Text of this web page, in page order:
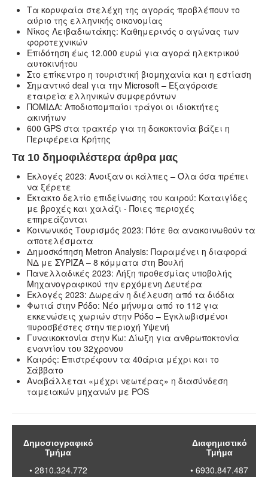
Τα κορυφαία στελέχη της αγοράς προβλέπουν το
αύριο της ελληνικής οικονομίας
Νίκος Λειβαδιωτάκης: Καθημερινός ο αγώνας των
φοροτεχνικών
Επιδότηση έως 12.000 ευρώ για αγορά ηλεκτρικού
αυτοκινήτου
Στο επίκεντρο η τουριστική βιομηχανία και η εστίαση
Σημαντικό deal για την Microsoft – Εξαγόρασε
εταιρεία ελληνικών συμφερόντων
ΠΟΜΙΔΑ: Αποδιοπομπαίοι τράγοι οι ιδιοκτήτες
ακινήτων
600 GPS στα τρακτέρ για τη δακοκτονία βάζει η
Περιφέρεια Κρήτης
Τα 10 δημοφιλέστερα άρθρα μας
Εκλογές 2023: Άνοιξαν οι κάλπες – Όλα όσα πρέπει
να ξέρετε
Έκτακτο δελτίο επιδείνωσης του καιρού: Καταιγίδες
με βροχές και χαλάζι - Ποιες περιοχές
επηρεάζονται
Κοινωνικός Τουρισμός 2023: Πότε θα ανακοινωθούν τα
αποτελέσματα
Δημοσκόπηση Metron Analysis: Παραμένει η διαφορά
ΝΔ με ΣΥΡΙΖΑ – 8 κόμματα στη Βουλή
Πανελλαδικές 2023: Λήξη προθεσμίας υποβολής
Μηχανογραφικού την ερχόμενη Δευτέρα
Εκλογές 2023: Δωρεάν η διέλευση από τα διόδια
Φωτιά στην Ρόδο: Νέο μήνυμα από το 112 για
εκκενώσεις χωριών στην Ρόδο – Εγκλωβισμένοι
πυροσβέστες στην περιοχή Υψενή
Γυναικοκτονία στην Κω: Δίωξη για ανθρωποκτονία
εναντίον του 32χρονου
Καιρός: Επιστρέφουν τα 40άρια μέχρι και το
Σάββατο
Αναβάλλεται «μέχρι νεωτέρας» η διασύνδεση
ταμειακών μηχανών με POS
Δημοσιογραφικό
Τμήμα
• 2810.324.772
Διαφημιστικό
Τμήμα
• 6930.847.487